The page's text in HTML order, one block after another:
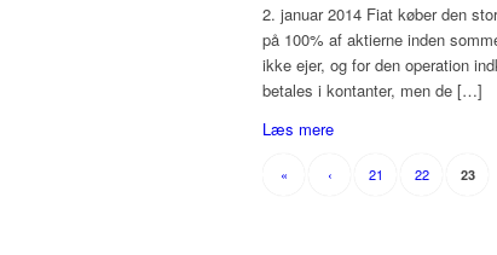
2. januar 2014 Fiat køber den
på 100% af aktierne inden
ikke ejer, og for den operation
betales i kontanter, men de […]
Læs mere
« ‹ 21 22 23